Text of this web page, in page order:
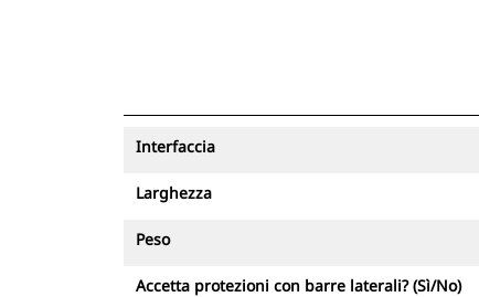
Interfaccia
Larghezza
Peso
Accetta protezioni con barre laterali? (Sì/No)